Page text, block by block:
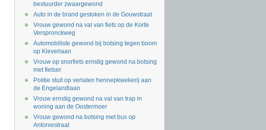
bestuurder zwaargewond
Auto in de brand gestoken in de Gouwstraat
Vrouw gewond na val van fiets op de Korte
Verspronckweg
Automobiliste gewond bij botsing tegen boom
op Kleverlaan
Vrouw op snorfiets ernstig gewond na botsing
met fietser
Politie stuit op verlaten hennepkwekerij aan
de Engelandlaan
Vrouw ernstig gewond na val van trap in
woning aan de Oostermoer
Vrouw gewond na botsing met bus op
Antoniestraat